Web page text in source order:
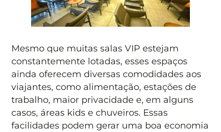
Mesmo que muitas salas VIP estejam
constantemente lotadas, esses espaços
ainda oferecem diversas comodidades aos
viajantes, como alimentação, estações de
trabalho, maior privacidade e, em alguns
casos, áreas kids e chuveiros. Essas
facilidades podem gerar uma boa economia